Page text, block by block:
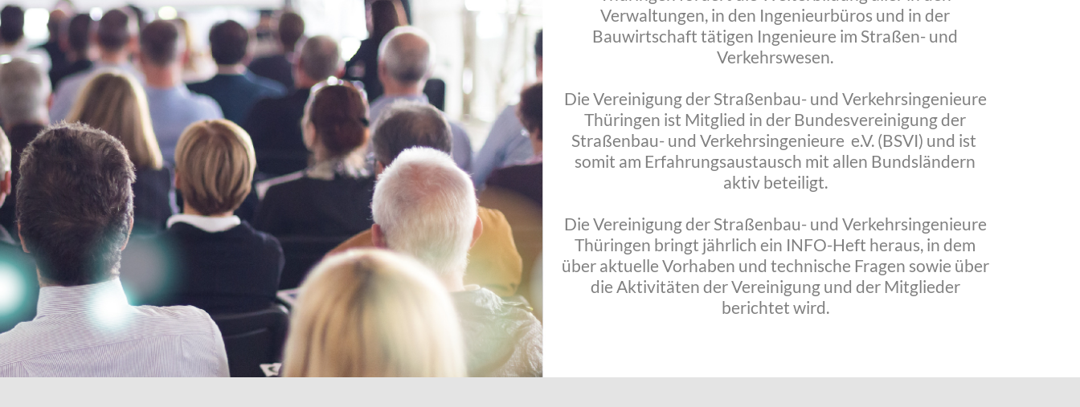
Verwaltungen, in den Ingenieurbüros und in der
Bauwirtschaft tätigen Ingenieure im Straßen- und
Verkehrswesen.
Die Vereinigung der Straßenbau- und Verkehrsingenieure
Thüringen ist Mitglied in der Bundesvereinigung der
Straßenbau- und Verkehrsingenieure e.V. (BSVI) und ist
somit am Erfahrungsaustausch mit allen Bundsländern
aktiv beteiligt.
Die Vereinigung der Straßenbau- und Verkehrsingenieure
Thüringen bringt jährlich ein INFO-Heft heraus, in dem
über aktuelle Vorhaben und technische Fragen sowie über
die Aktivitäten der Vereinigung und der Mitglieder
berichtet wird.